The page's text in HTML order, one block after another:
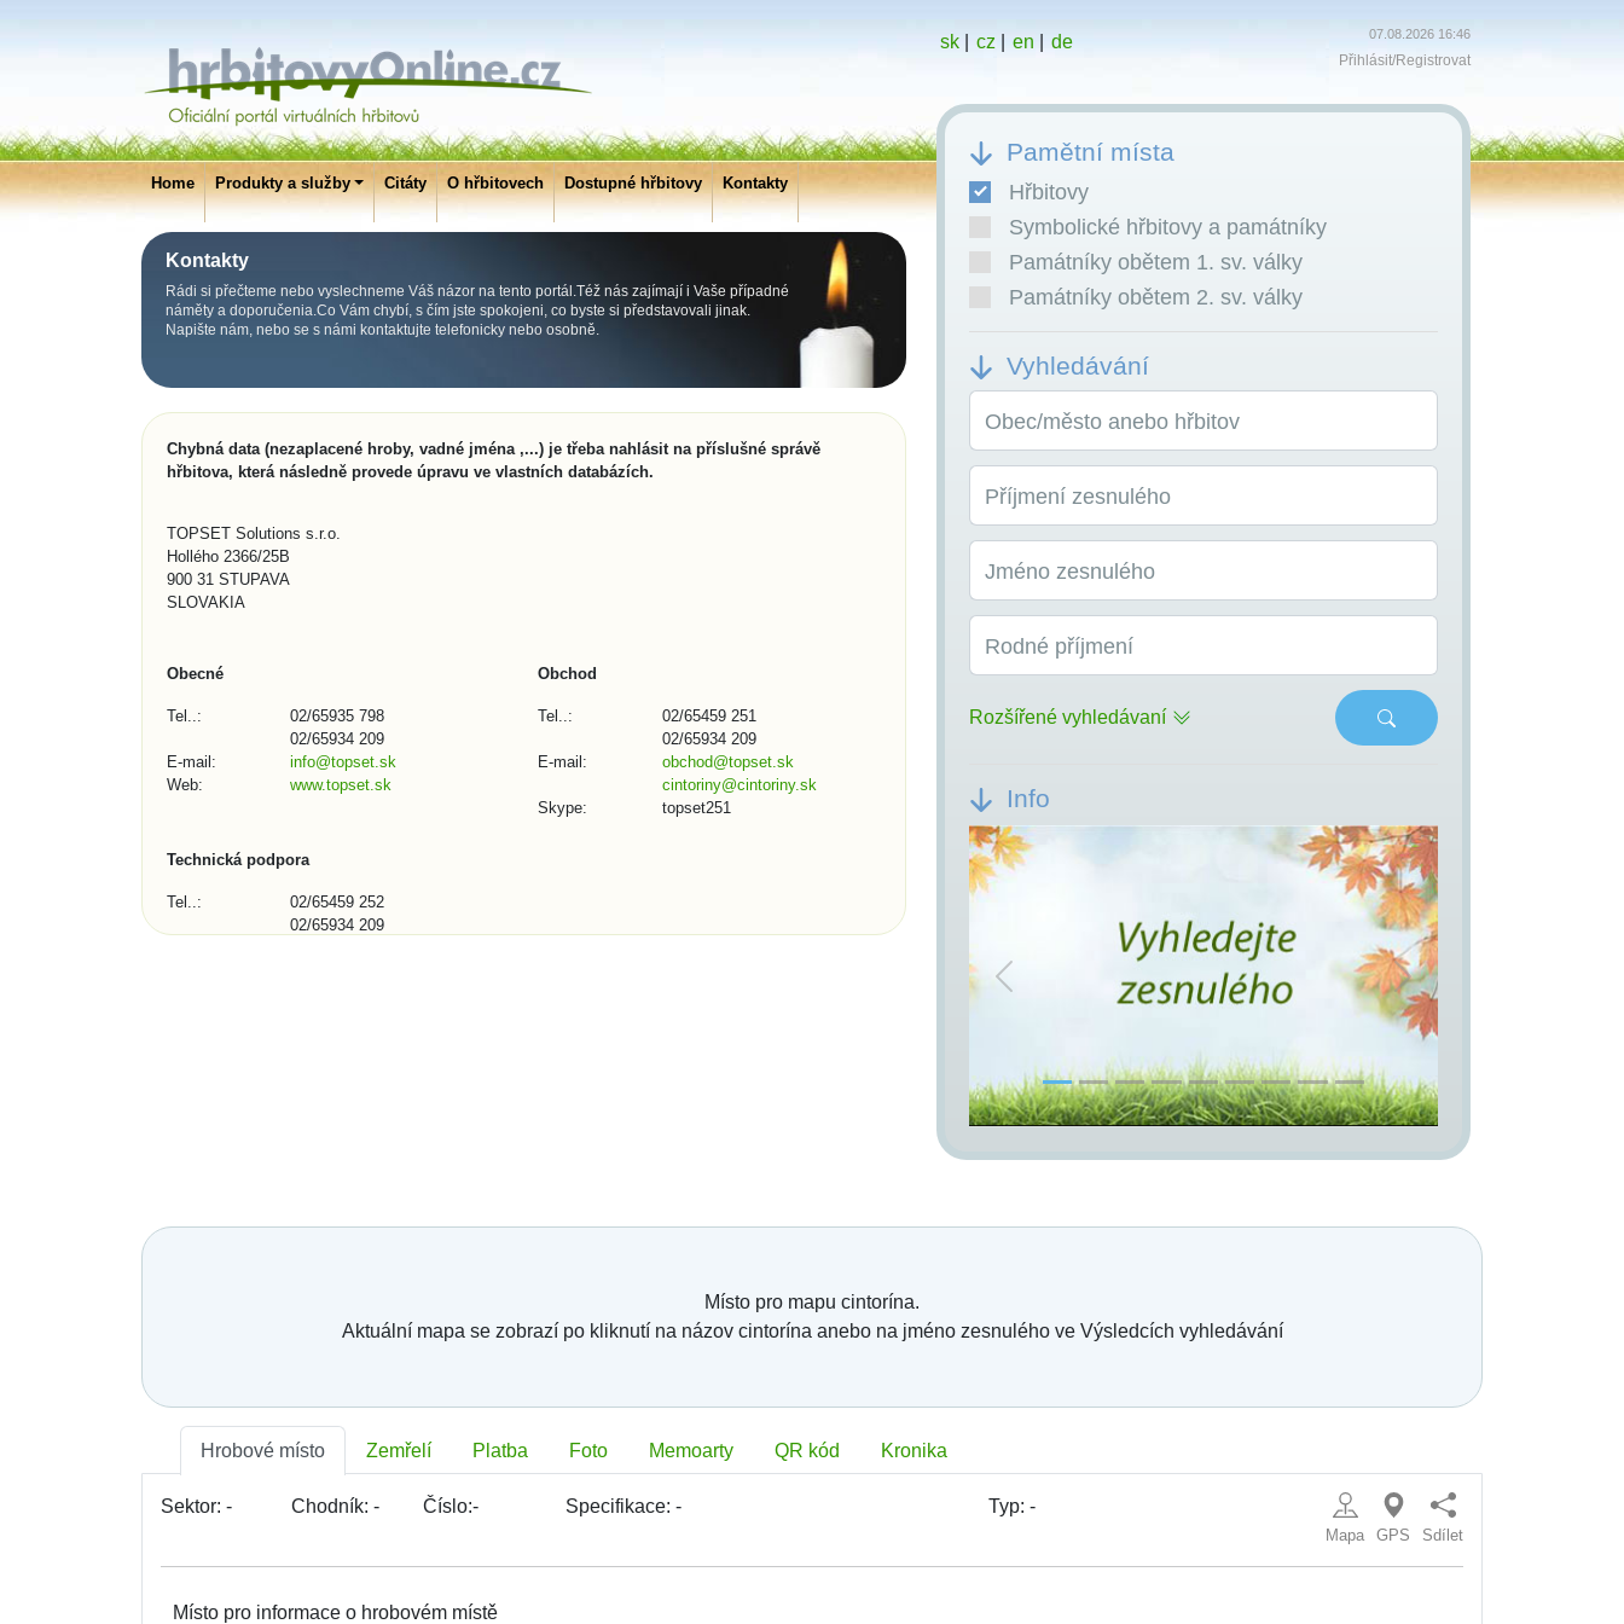
Home Produkty a služby Citáty O hřbitovech Dostupné hřbitovy Kontakty
Kontakty
Rádi si přečteme nebo vyslechneme Váš názor na tento portál.Též nás zajímají i Vaše případné
náměty a doporučenia.Co Vám chybí, s čím jste spokojeni, co byste si představovali jinak.
Napište nám, nebo se s námi kontaktujte telefonicky nebo osobně.
sk| cz en de 07.08.2026 16:46
Přihlásit/Registrovat
Pamětní místa
Hřbitovy
Symbolické hřbitovy a památníky
Památníky obětem 1. sv. války
Památníky obětem 2. sv. války
Vyhledávání
Obec/město anebo hřbitov
Příjmení zesnulého
Jméno zesnulého
Rodné příjmení
Rozšířené vyhledávaní
Info
Previous Next
Chybná data (nezaplacené hroby, vadné jména ,...) je třeba nahlásit na příslušné správě
hřbitova, která následně provede úpravu ve vlastních databázích.
TOPSET Solutions s.r.o.
Hollého 2366/25B
900 31 STUPAVA
SLOVAKIA
Obecné
Tel..:
02/65935 798
02/65934 209
E-mail:
info@topset.sk
Web:
www.topset.sk
Obchod
Tel..:
02/65459 251
02/65934 209
E-mail:
obchod@topset.sk
cintoriny@cintoriny.sk
Skype:
topset251
Technická podpora
Tel..:
02/65459 252
02/65934 209
Místo pro mapu cintorína.
Aktuální mapa se zobrazí po kliknutí na názov cintorína anebo na jméno zesnulého ve Výsledcích vyhledávání
Hrobové místo Zemřelí Platba Foto Memoarty QR kód Kronika
Sektor: - Chodník:- Číslo:- Specifikace:- Typ: -
Mapa GPS Sdílet
Místo pro informace o hrobovém místě